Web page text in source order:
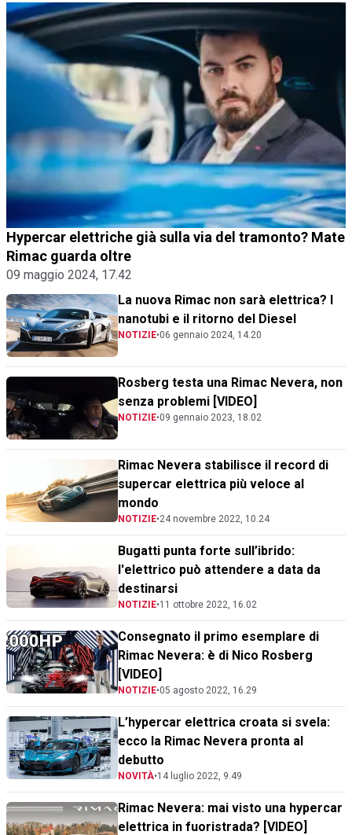
Hypercar elettriche già sulla via del tramonto? Mate
Rimac guarda oltre
09 maggio 2024, 17.42
La nuova Rimac non sarà elettrica? I
nanotubi e il ritorno del Diesel
NOTIZIE•06 gennaio 2024, 14.20
Rosberg testa una Rimac Nevera, non
senza problemi [VIDEO]
NOTIZIE•09 gennaio 2023, 18.02
Rimac Nevera stabilisce il record di
supercar elettrica più veloce al
mondo
NOTIZIE•24 novembre 2022, 10.24
Bugatti punta forte sull’ibrido:
l'elettrico può attendere a data da
destinarsi
NOTIZIE•11 ottobre 2022, 16.02
Consegnato il primo esemplare di
Rimac Nevera: è di Nico Rosberg
[VIDEO]
NOTIZIE•05 agosto 2022, 16.29
L’hypercar elettrica croata si svela:
ecco la Rimac Nevera pronta al
debutto
NOVITÀ•14 luglio 2022, 9.49
Rimac Nevera: mai visto una hypercar
elettrica in fuoristrada? [VIDEO]